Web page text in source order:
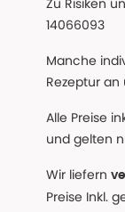
Zu Risiken
14066093
Manche
Rezeptur
Alle Preise
und gelten
Wir liefern
Preise Inkl.